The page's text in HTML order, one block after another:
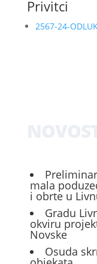
Privitci
2567-24-
mala
i obrte u
Gradu
okviru
Novske
Osuda